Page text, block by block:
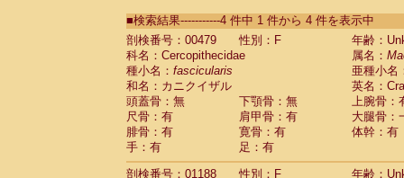
CebidaeSaguinus labiatus(0)
Cebidae Saguinus leucopus (0)
CebidaeSaguinus midas
CebidaeSaguinus mystax
CebidaeSaguinus nigricollis (1)
Cebidae Saguinus oedipus
Cebidae Saguinus weddelli
Cebidae Saguinusspp.
Cebidae Aotus trivirgatus
Cebidae Cebus albifrons
■検索結果-----------4 件中 1 件から 4 件を表示中
剖検番号：00479
性別：F
年齢：
科名：Cercopithecidae
属名：
種小名： fascicularis
亜種小名
和名：カニクイザル
英名：
頭蓋骨：無
下顎骨：無
上腕骨：
尺骨：有
肩甲骨：有
大腿骨：
腓骨：有
寛骨：有
体幹：有
手：有
足：有
剖検番号：01188
性別：F
年齢：